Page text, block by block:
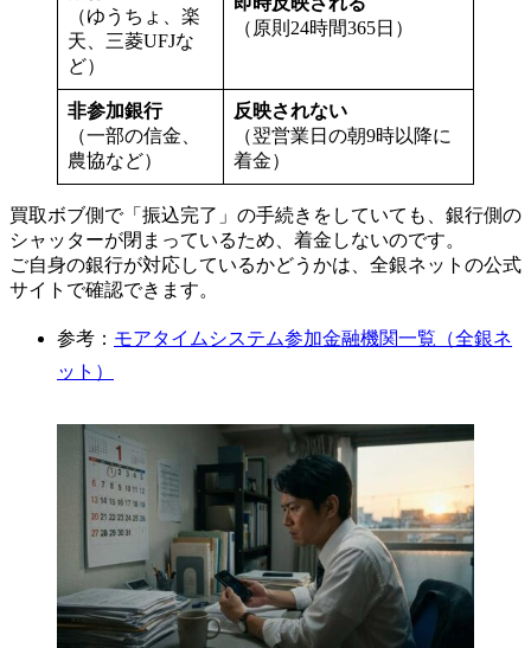
（ゆうちょ、楽
天、三菱UFJな
ど）
（原則24時間365日）
非参加銀行
（一部の信金、
農協など）
反映されない
（翌営業日の朝9時以降に
着金）
買取ボブ側で「振込完了」の手続きをしていても、銀行側の
シャッターが閉まっているため、着金しないのです。
ご自身の銀行が対応しているかどうかは、全銀ネットの公式
サイトで確認できます。
参考： モアタイムシステム参加金融機関一覧（全銀ネ
ット）